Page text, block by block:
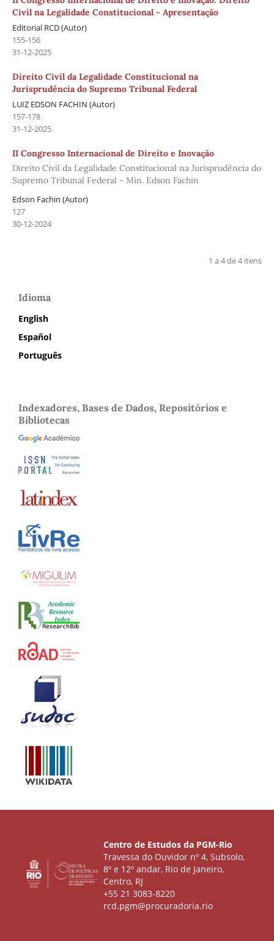
Civil na Legalidade Constitucional - Apresentação
Editorial RCD (Autor)
155-156
31-12-2025
Direito Civil da Legalidade Constitucional na
Jurisprudência do Supremo Tribunal Federal
LUIZ EDSON FACHIN (Autor)
157-178
31-12-2025
II Congresso Internacional de Direito e Inovação
Direito Civil da Legalidade Constitucional na Jurisprudência do
Supremo Tribunal Federal - Min. Edson Fachin
Edson Fachin (Autor)
127
30-12-2024
1 a 4 de 4 itens
Idioma
English
Español
Português
Indexadores, Bases de Dados, Repositórios e
Bibliotecas
Centro de Estudos da PGM-Rio
Travessa do Ouvidor nº 4, Subsolo,
8º e 12º andar, Rio de Janeiro,
Centro, RJ
+55 21 3083-8220
rcd.pgm@procuradoria.rio